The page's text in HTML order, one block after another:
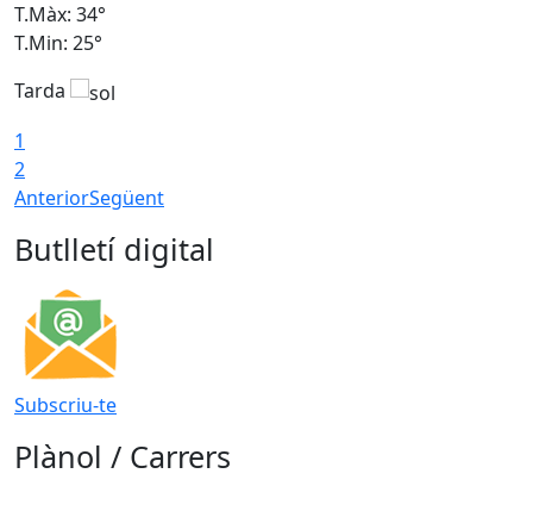
T.Màx: 34°
T.Min: 25°
Tarda
1
2
AnteriorSegüent
Butlletí digital
Subscriu-te
Plànol / Carrers